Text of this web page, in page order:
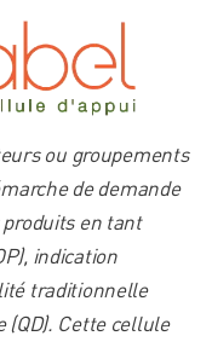
ou groupements
de demande
en tant
indication
traditionnelle
(QD). Cette cellule